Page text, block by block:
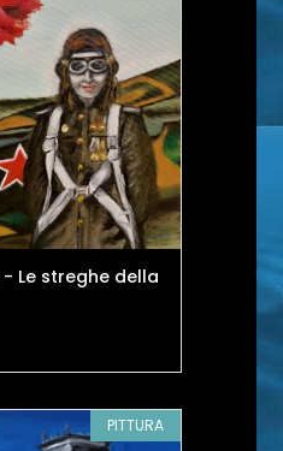
Le streghe della
PITTURA